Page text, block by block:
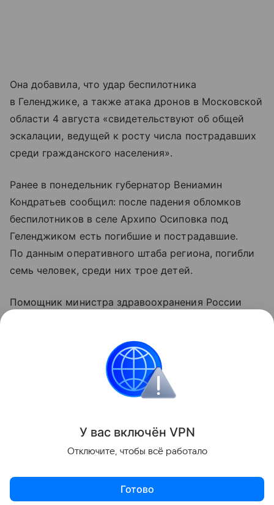
Она добавила, что удар беспилотника
в Геленджике, а также атака дронов в Московской
области 4 августа «свидетельствуют об общей
эскалации, ведущей к росту числа пострадавших
среди гражданского населения».
Ранее в понедельник губернатор Вениамин
Кондратьев сообщил: после падения обломков
беспилотников в селе Архипо Осиповка под
Геленджиком есть погибшие и пострадавшие.
По данным оперативного штаба региона, погибли
семь человек, среди них трое детей.
Помощник министра здравоохранения России
оказали амбулаторно.
Россия ООН
Поделиться
У вас включён VPN
Отключите, чтобы всё работало
Готово